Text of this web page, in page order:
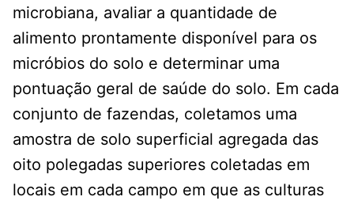
microbiana, avaliar a quantidade de
alimento prontamente disponível para os
micróbios do solo e determinar uma
pontuação geral de saúde do solo. Em cada
conjunto de fazendas, coletamos uma
amostra de solo superficial agregada das
oito polegadas superiores coletadas em
locais em cada campo em que as culturas